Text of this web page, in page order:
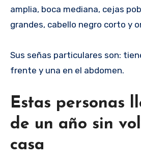
amplia, boca mediana, cejas
grandes, cabello negro corto y
Sus señas particulares son:
frente y una en el abdomen.
Estas personas
de un año sin
casa